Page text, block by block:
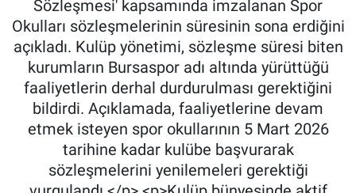
Sözleşmesi' kapsamında imzalanan Spor
Okulları sözleşmelerinin süresinin sona erdiğini
açıkladı. Kulüp yönetimi, sözleşme süresi biten
kurumların Bursaspor adı altında yürüttüğü
faaliyetlerin derhal durdurulması gerektiğini
bildirdi. Açıklamada, faaliyetlerine devam
etmek isteyen spor okullarının 5 Mart 2026
tarihine kadar kulübe başvurarak
sözleşmelerini yenilemeleri gerektiği
BLOG